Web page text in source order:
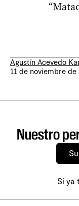
Agustín Acevedo
11 de noviembre de
Nuestro
Si ya